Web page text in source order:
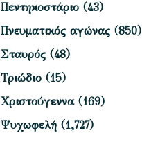
Πεντηκοστάριο (43)
Πνευματικός αγώνας (850)
Σταυρός (48)
Τριώδιο (15)
Χριστούγεννα(169)
Ψυχωφελή (1,727)